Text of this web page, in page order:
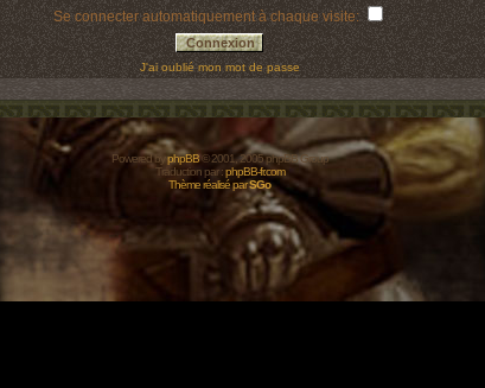
Se connecter automatiquement à chaque visite:
J'ai oublié mon mot de passe
Powered byphpBB© 2001, 2005 phpBB Group
Traduction par :phpBB-fr.com
Thème réalisé parSGo